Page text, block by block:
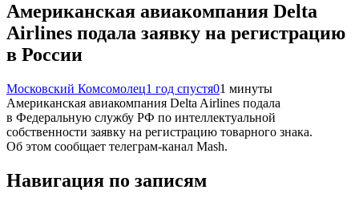
Американская авиакомпания Delta
Airlines подала заявку на регистрацию
в России
Московский Комсомолец1 год спустя01 минуты
Американская авиакомпания Delta Airlines подала
в Федеральную службу РФ по интеллектуальной
собственности заявку на регистрацию товарного знака.
Об этом сообщает телеграм-канал Mash.
Навигация по записям